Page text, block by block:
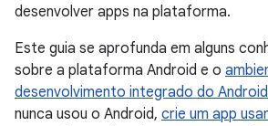
desenvolver apps na plataforma.
Este guia se aprofunda em alguns
sobre a plataforma Android e o
desenvolvimento integrado do
nunca usou o Android, crie um app